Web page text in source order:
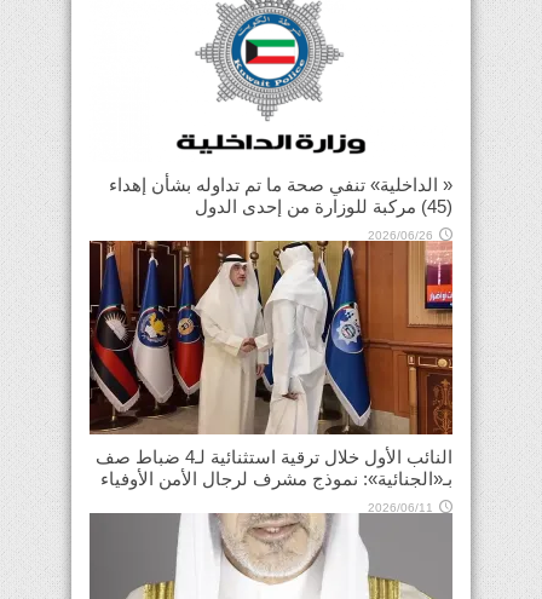
« الداخلية» تنفي صحة ما تم تداوله بشأن إهداء
(45) مركبة للوزارة من إحدى الدول
2026/06/26
النائب الأول خلال ترقية استثنائية لـ4 ضباط صف
بـ«الجنائية»: نموذج مشرف لرجال الأمن الأوفياء
2026/06/11